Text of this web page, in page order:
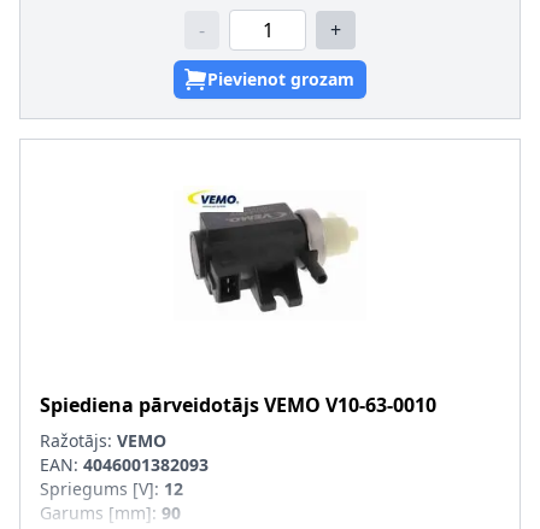
- +
Pievienot grozam
Spiediena pārveidotājsVEMO V10-63-0010
Ražotājs: VEMO
EAN: 4046001382093
Spriegums [V]: 12
Garums [mm]: 90